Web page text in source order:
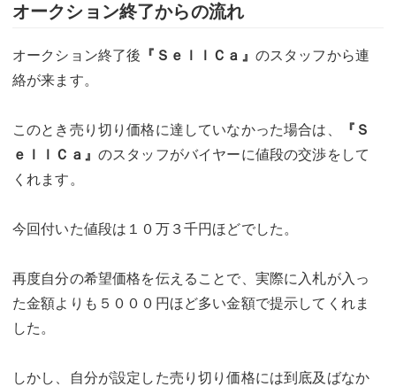
オークション終了からの流れ
オークション終了後 『ＳｅｌｌＣａ』 のスタッフから連
絡が来ます。
このとき売り切り価格に達していなかった場合は、
『Ｓ
ｅｌｌＣａ』 のスタッフがバイヤーに値段の交渉をして
くれます。
今回付いた値段は１０万３千円ほどでした。
再度自分の希望価格を伝えることで、実際に入札が入っ
た金額よりも５０００円ほど多い金額で提示してくれま
した。
しかし、自分が設定した売り切り価格には到底及ばなか